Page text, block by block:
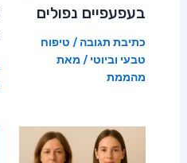
בעפעפיים נפולים
כתיבת תגובה / טיפוח
טבעי וביוטי / מאת
מהממת